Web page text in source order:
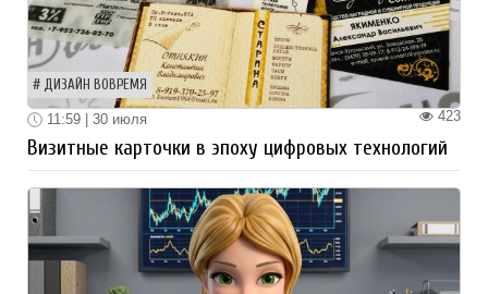
ДИЗАЙН ВОВРЕМЯ
423
11:59 | 30 июля
Визитные карточки в эпоху цифровых технологий